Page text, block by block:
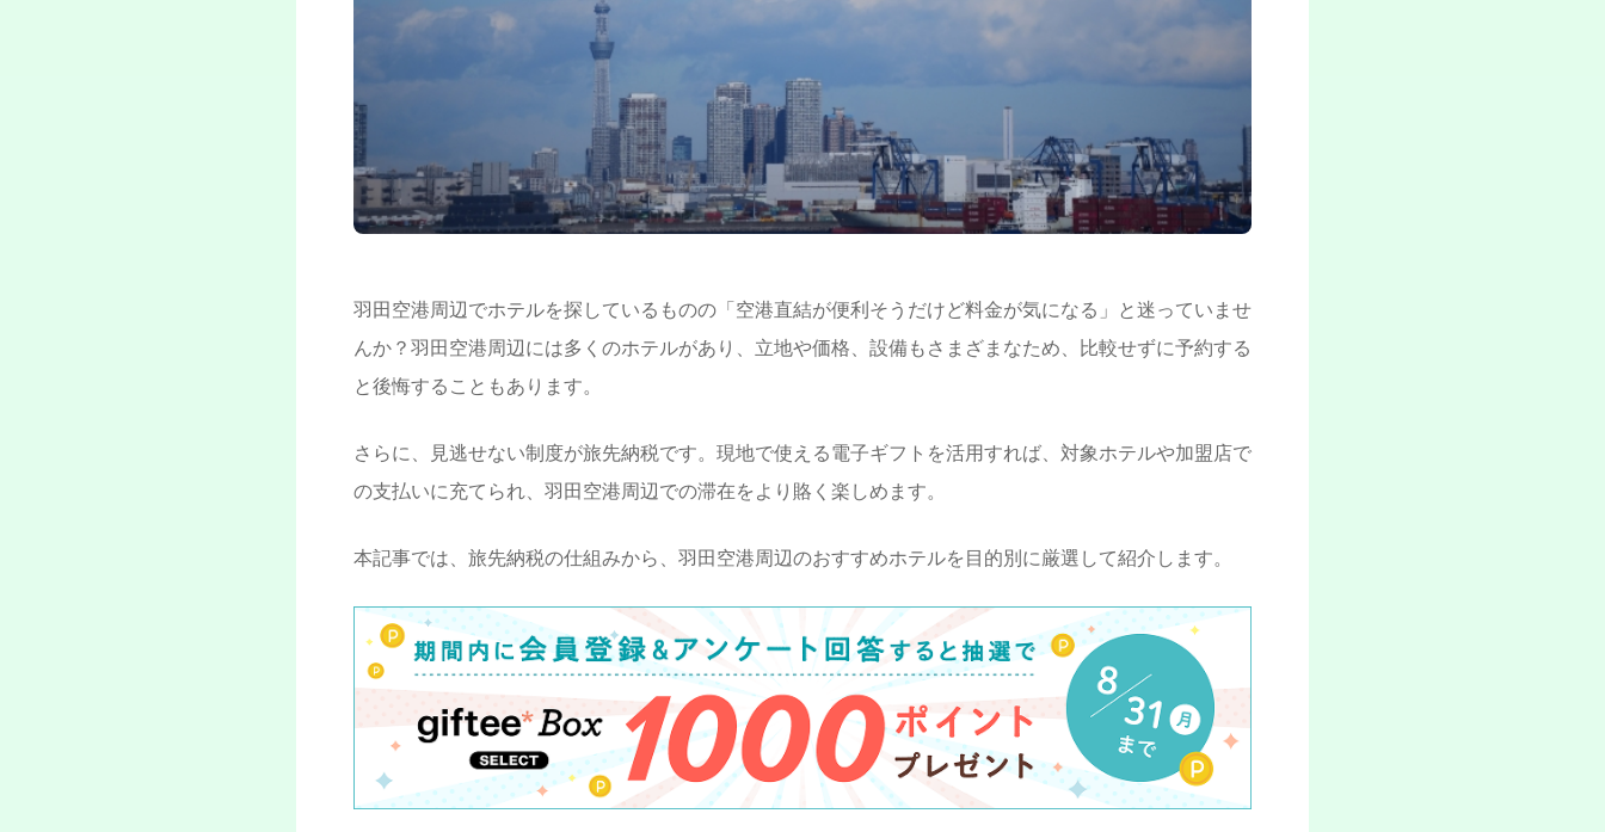
羽田空港周辺でホテルを探しているものの「空港直結が便利そうだけど料金が気になる」と迷っていませ
んか？羽田空港周辺には多くのホテルがあり、立地や価格、設備もさまざまなため、比較せずに予約する
と後悔することもあります。
さらに、見逃せない制度が旅先納税です。現地で使える電子ギフトを活用すれば、対象ホテルや加盟店で
の支払いに充てられ、羽田空港周辺での滞在をより賂く楽しめます。
本記事では、旅先納税の仕組みから、羽田空港周辺のおすすめホテルを目的別に厳選して紹介します。